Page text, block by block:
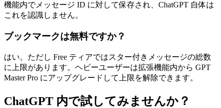
機能内でメッセージ ID に対して保存され、ChatGPT 自体は
これを認識しません。
ブックマークは無料ですか？
はい。ただし Free ティアではスター付きメッセージの総数
に上限があります。ヘビーユーザーは拡張機能内から GPT
Master Pro にアップグレードして上限を解除できます。
ChatGPT 内で試してみませんか？